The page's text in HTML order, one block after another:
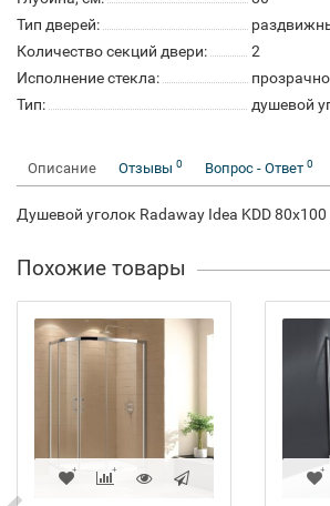
Тип дверей:
Количество секций двери:
2
Исполнение стекла:
Тип:
душевой
Описание Отзывы 0 Вопрос - Ответ 0
Душевой уголок Radaway Idea KDD 80x100
Похожие товары